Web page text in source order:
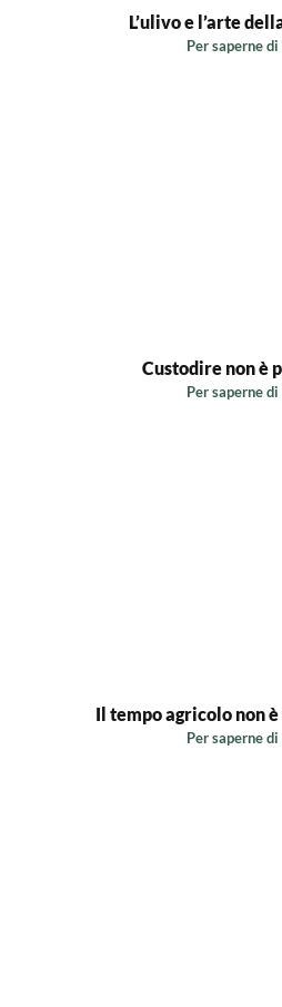
L’ulivo e l’arte
Per saperne di
Custodire non è
Per saperne di
Il tempo agricolo non
Per saperne di